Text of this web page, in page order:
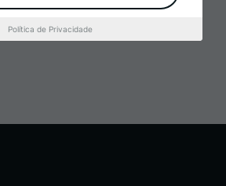
Política de Privacidade